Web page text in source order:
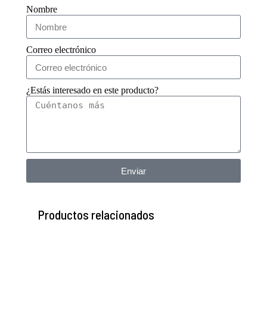
Nombre
Correo electrónico
¿Estás interesado en este producto?
Enviar
Productos relacionados